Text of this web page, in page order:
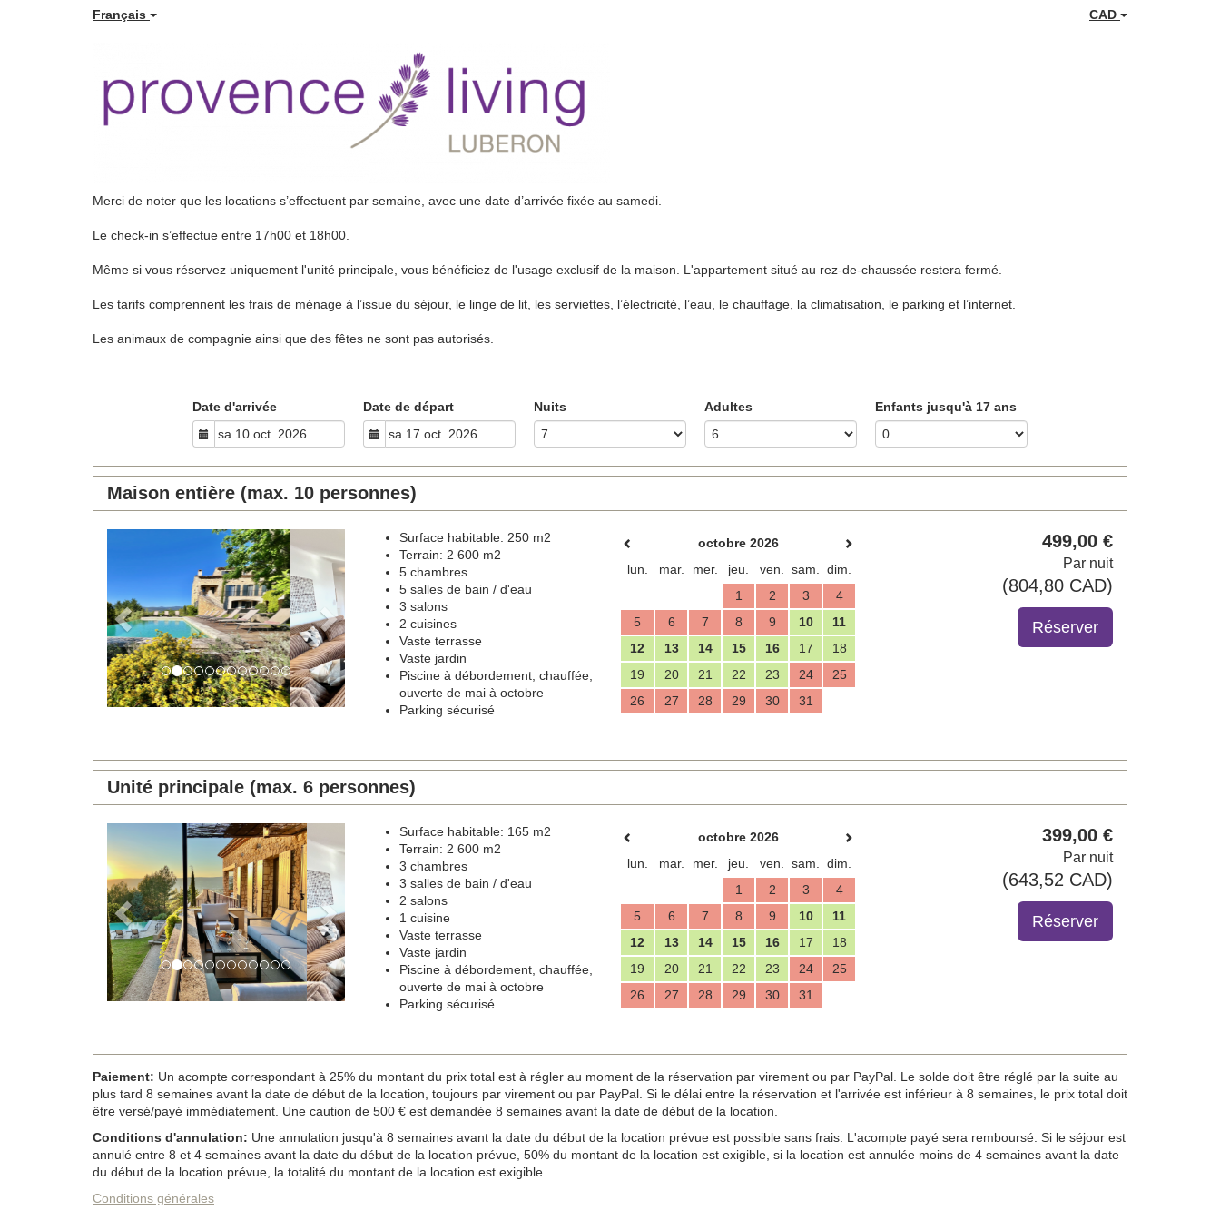
Français CAD
Merci de noter que les locations s’effectuent par semaine, avec une date d’arrivée fixée au samedi.
Le check-in s’effectue entre 17h00 et 18h00.
Même si vous réservez uniquement l'unité principale, vous bénéficiez de l'usage exclusif de la maison. L'appartement situé au rez-de-chaussée restera fermé.
Les tarifs comprennent les frais de ménage à l’issue du séjour, le linge de lit, les serviettes, l’électricité, l’eau, le chauffage, la climatisation, le parking et l’internet.
Les animaux de compagnie ainsi que des fêtes ne sont pas autorisés.
Date d'arrivée Date de départ Nuits Adultes Enfants jusqu'à 17 ans
Maison entière (max. 10 personnes)
Surface habitable: 250 m2
Terrain: 2 600 m2
5 chambres
5 salles de bain / d'eau
3 salons
2 cuisines
Vaste terrasse
Vaste jardin
Piscine à débordement, chauffée,
ouverte de mai à octobre
Parking sécurisé
octobre 2026
lun.
mar. mer. jeu. ven. sam.
dim.
1
2 3
4
5
6 7 8 9 10
11
12
13 14 15 16 17
18
19
20 21 22 23 24
25
26
27 28 29 30 31
499,00 €
Par nuit
(804,80 CAD)
Unité principale (max. 6 personnes)
Previous
Surface habitable: 165 m2
Terrain: 2 600 m2
3 chambres
3 salles de bain / d'eau
2 salons
1 cuisine
Vaste terrasse
Vaste jardin
Piscine à débordement, chauffée,
ouverte de mai à octobre
Parking sécurisé
octobre 2026
lun.
mar. mer. jeu. ven. sam.
dim.
1
2 3
4
5
6 7 8 9 10
11
12
13 14 15 16 17
18
19
20 21 22 23 24
25
26
27 28 29 30 31
399,00 €
Par nuit
(643,52 CAD)
Paiement: Un acompte correspondant à 25% du montant du prix total est à régler au moment de la réservation par virement ou par PayPal. Le solde doit être réglé par la suite au
plus tard 8 semaines avant la date de début de la location, toujours par virement ou par PayPal. Si le délai entre la réservation et l'arrivée est inférieur à 8 semaines, le prix total doit
être versé/payé immédiatement. Une caution de 500 € est demandée 8 semaines avant la date de début de la location.
Conditions d'annulation: Une annulation jusqu'à 8 semaines avant la date du début de la location prévue est possible sans frais. L'acompte payé sera remboursé. Si le séjour est
annulé entre 8 et 4 semaines avant la date du début de la location prévue, 50% du montant de la location est exigible, si la location est annulée moins de 4 semaines avant la date
du début de la location prévue, la totalité du montant de la location est exigible.
Conditions générales